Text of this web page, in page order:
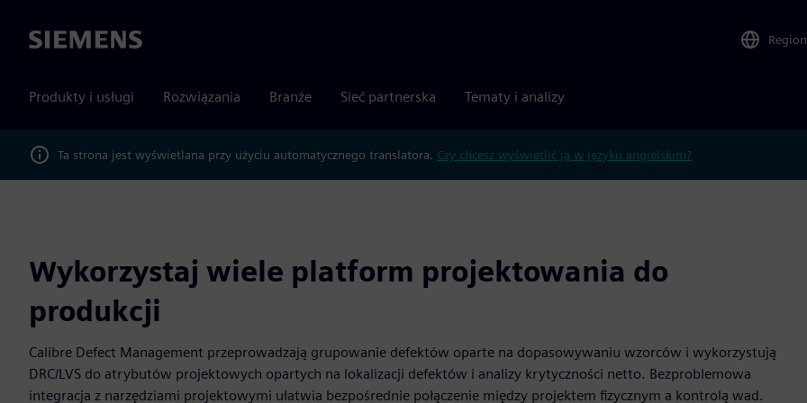
Siemens Region
Produkty i usługi Rozwiązania Branże Sieć partnerska Tematy i analizy
Ta strona jest wyświetlana przy użyciu automatycznego translatora. Czy chcesz wyświetlić ją w języku angielskim?
Wykorzystaj wiele platform projektowania do
produkcji
Calibre Defect Management przeprowadzają grupowanie defektów oparte na dopasowywaniu wzorców i wykorzystują
DRC/LVS do atrybutów projektowych opartych na lokalizacji defektów i analizy krytyczności netto. Bezproblemowa
integracja z narzędziami projektowymi ułatwia bezpośrednie połączenie między projektem fizycznym a kontrolą wad.